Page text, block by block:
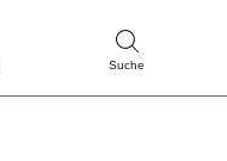
Suche